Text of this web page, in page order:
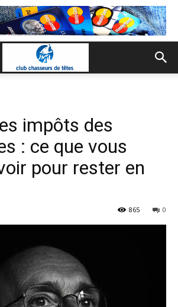
impôts des
: ce que vous
pour rester en
0
865